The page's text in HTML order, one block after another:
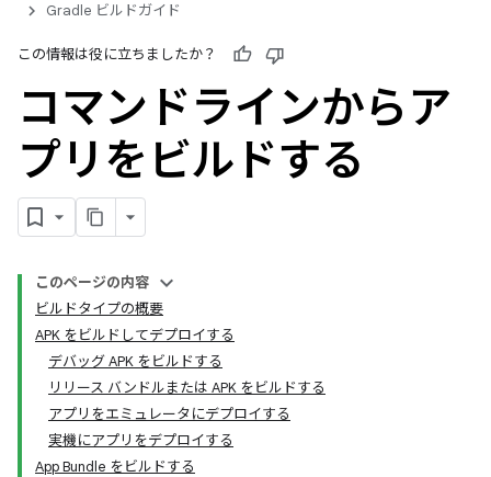
Gradle ビルドガイド
この情報は役に立ちましたか？
コマンドラインからア
プリをビルドする
このページの内容
ビルドタイプの概要
APK をビルドしてデプロイする
デバッグ APK をビルドする
リリース バンドルまたは APK をビルドする
アプリをエミュレータにデプロイする
実機にアプリをデプロイする
App Bundle をビルドする